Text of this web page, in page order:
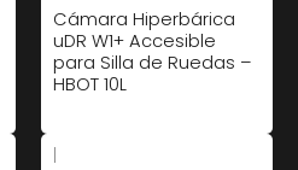
Cámara Hiperbárica
uDR W1+ Accesible
para Silla de Ruedas –
HBOT 10L